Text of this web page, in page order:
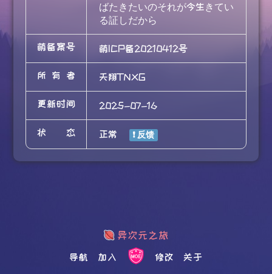
ばたきたいのそれが今生きてい
る証しだから
萌备案号 萌ICP备20210412号
所有者 天翔TNXG
更新时间 2025-07-16
状态 正常
导航 加入 修改 关于